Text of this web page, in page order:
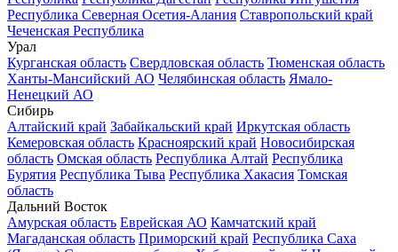
Республика Северная Осетия-Алания Ставропольский край
Чеченская Республика
Урал
Курганская область Свердловская область Тюменская область
Ханты-Мансийский АО Челябинская область Ямало-
Ненецкий АО
Сибирь
Алтайский край Забайкальский край Иркутская область
Кемеровская область Красноярский край Новосибирская
область Омская область Республика Алтай Республика
Бурятия Республика Тыва Республика Хакасия Томская
область
Дальний Восток
Амурская область Еврейская АО Камчатский край
Магаданская область Приморский край Республика Саха